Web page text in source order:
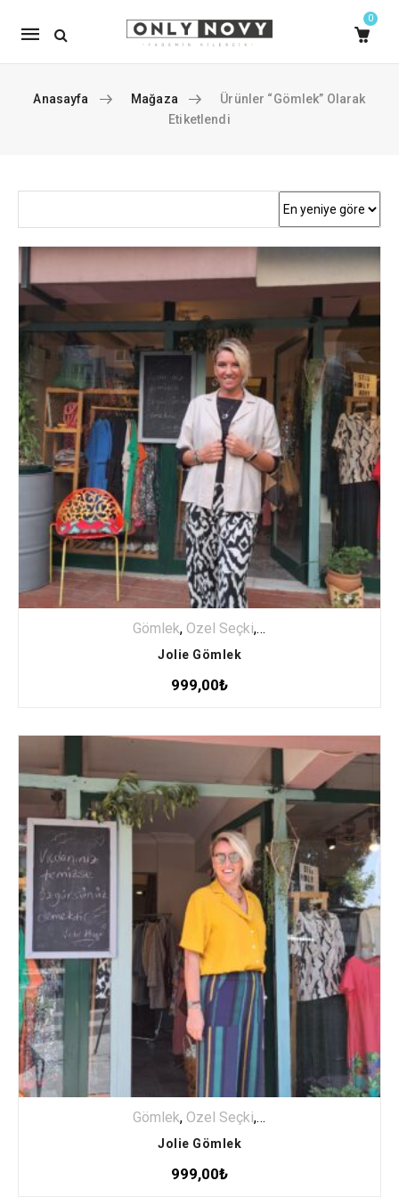
Mobile
navigation
0
Anasayfa Mağaza
Ürünler “gömlek” Olarak
Etiketlendi
Gömlek, Özel Seçki, ÜST GİYİM
Jolie Gömlek
999,00₺
Gömlek, Özel Seçki, ÜST GİYİM
Jolie Gömlek
999,00₺